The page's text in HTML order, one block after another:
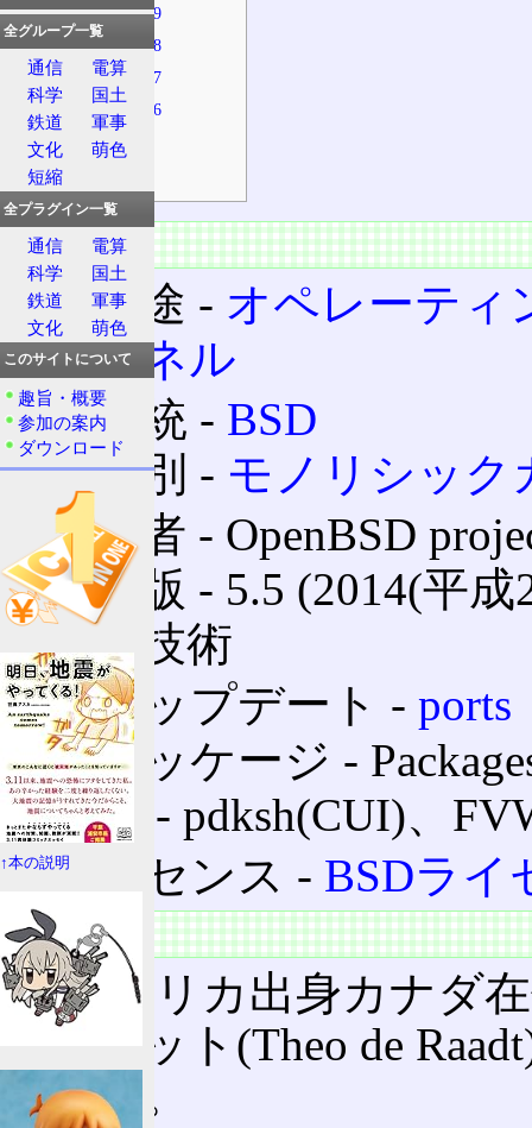
OpenBSD 4.9
OpenBSD 4.8
OpenBSD 4.7
OpenBSD 4.6
マスコット
リリースソング
情報
使用途 ‐ オペレーティ
カーネル
系統 ‐ BSD
種別 ‐ モノリシック
開発者 ‐ OpenBSD
最新版 ‐ 5.5 (2014(平成
採用技術
アップデート ‐ ports
パッケージ ‐
UI ‐ pdksh(CUI)、
ライセンス ‐ BSDライ
概要
南アフリカ出身カナダ
デ・ラット(Theo de
である。
全グループ一覧
通信
電算
科学
国土
鉄道
軍事
文化
萌色
短縮
全プラグイン一覧
通信
電算
科学
国土
鉄道
軍事
文化
萌色
このサイトについて
趣旨・概要
参加の案内
ダウンロード
↑本の説明